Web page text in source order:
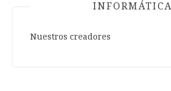
INFORMÁTICA
Nuestros creadores